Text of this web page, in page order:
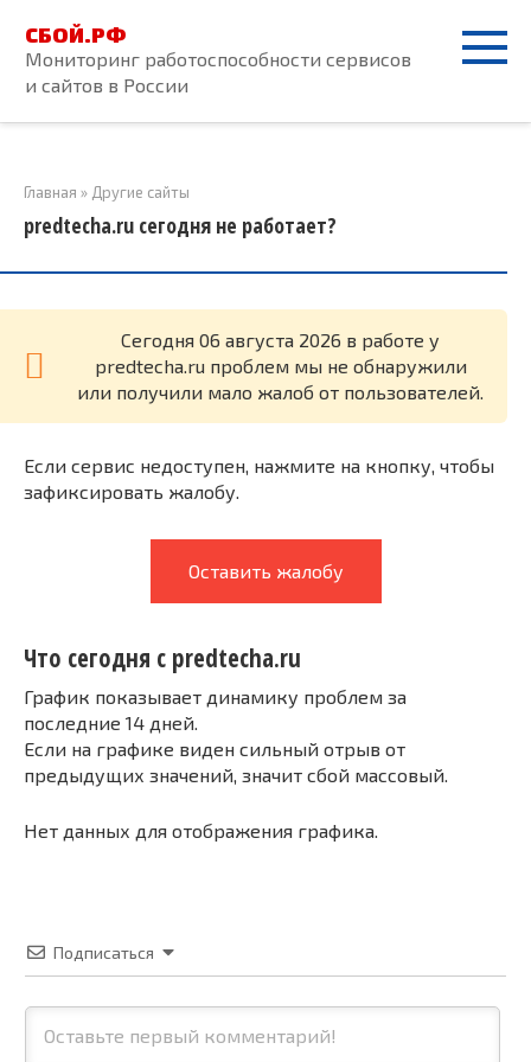
контенту
СБОЙ.РФ
Мониторинг работоспособности сервисов
и сайтов в России
Главная » Другие сайты
predtecha.ru сегодня не работает?
Cегодня 06 августа 2026 в работе у
predtecha.ru проблем мы не обнаружили
или получили мало жалоб от пользователей.
Если сервис недоступен, нажмите на кнопку, чтобы
зафиксировать жалобу.
Оставить жалобу
Что сегодня с predtecha.ru
График показывает динамику проблем за
последние 14 дней.
Если на графике виден сильный отрыв от
предыдущих значений, значит сбой массовый.
Нет данных для отображения графика.
Подписаться